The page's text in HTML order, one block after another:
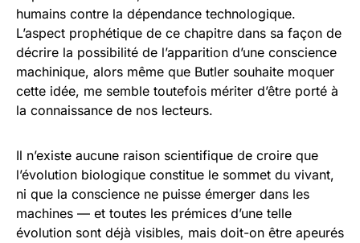
humains contre la dépendance technologique.
L’aspect prophétique de ce chapitre dans sa façon de
décrire la possibilité de l’apparition d’une conscience
machinique, alors même que Butler souhaite moquer
cette idée, me semble toutefois mériter d’être porté à
la connaissance de nos lecteurs.
Il n’existe aucune raison scientifique de croire que
l’évolution biologique constitue le sommet du vivant,
ni que la conscience ne puisse émerger dans les
machines — et toutes les prémices d’une telle
évolution sont déjà visibles, mais doit-on être apeurés